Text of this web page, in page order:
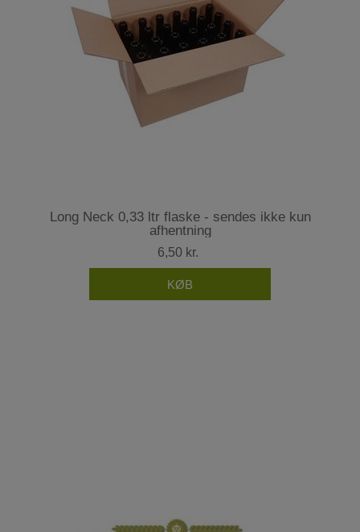
Long Neck 0,33 ltr flaske - sendes ikke kun
afhentning
6,50 kr.